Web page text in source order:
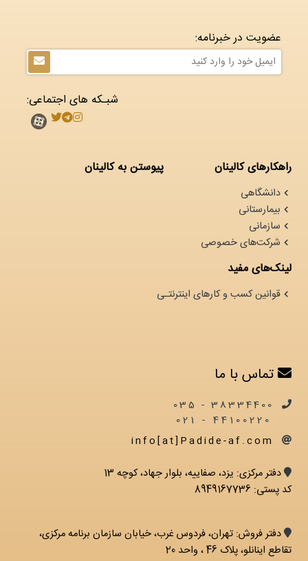
عضویت در خبرنامه:
شبـکه های اجتماعی:
راهکارهای کالینان
دانشگاهی
بیمارستانی
سازمانی
شرکت‌های خصوصی
پیوستن به کالینان
لینک‌های مفید
قوانین کسب و کارهای اینترنتـی
تماس با ما
38334400 - 035
info[at]Padide-af.com
دفتر مرکزی: يزد، صفاییه، بلوار جهاد، کوچه 13
کد پستی: 8949167736
دفتر فروش: تهران، فردوس غرب، خیابان سازمان برنامه مرکزی،
تقاطع اینانلو، پلاک 46 ، واحد 20